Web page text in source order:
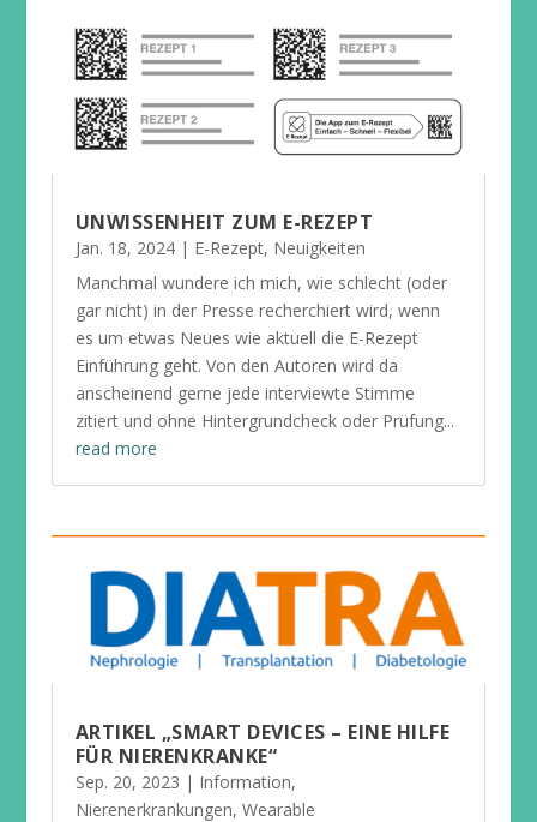
UNWISSENHEIT ZUM E-REZEPT
Jan. 18, 2024| E-Rezept, Neuigkeiten
Manchmal wundere ich mich, wie schlecht (oder
gar nicht) in der Presse recherchiert wird, wenn
es um etwas Neues wie aktuell die E-Rezept
Einführung geht. Von den Autoren wird da
anscheinend gerne jede interviewte Stimme
zitiert und ohne Hintergrundcheck oder Prüfung...
read more
ARTIKEL „SMART DEVICES – EINE HILFE
FÜR NIERENKRANKE“
Sep. 20, 2023 | Information,
Nierenerkrankungen, Wearable